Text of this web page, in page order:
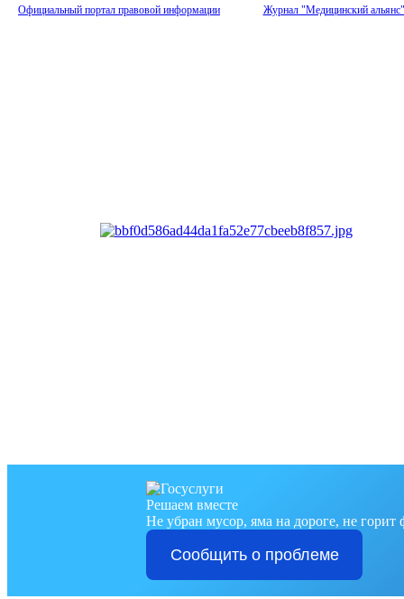
Официальный портал правовой информации Журнал "Медицинский альянс"
Решаем вместе
Не убран мусор, яма на дороге, не горит
Сообщить о проблеме